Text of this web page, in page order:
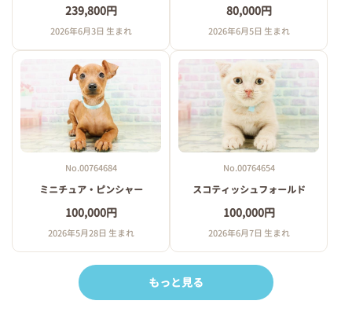
239,800円
2026年6月3日 生まれ
80,000円
2026年6月5日 生まれ
No.00764684
ミニチュア・ピンシャー
100,000円
2026年5月28日 生まれ
No.00764654
スコティッシュフォールド
100,000円
2026年6月7日 生まれ
もっと見る